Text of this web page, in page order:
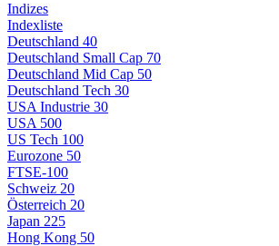
Indizes
Indexliste
Deutschland 40
Deutschland Small Cap 70
Deutschland Mid Cap 50
Deutschland Tech 30
USA Industrie 30
USA 500
US Tech 100
Eurozone 50
FTSE-100
Schweiz 20
Österreich 20
Japan 225
Hong Kong 50